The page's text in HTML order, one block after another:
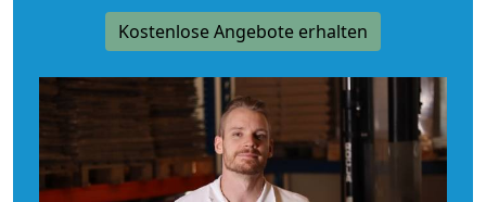
Kostenlose Angebote erhalten